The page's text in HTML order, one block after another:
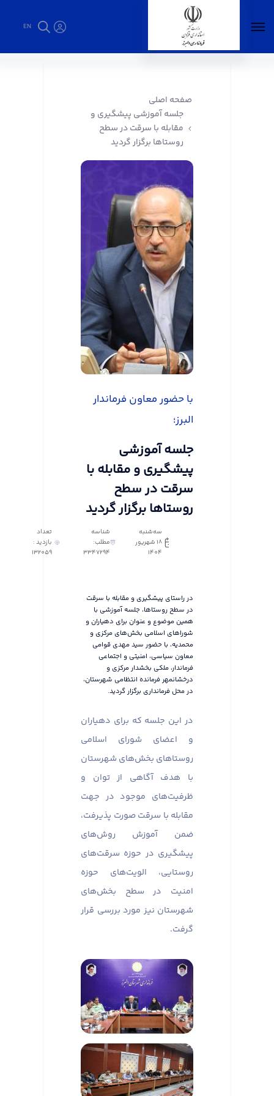
EN
صفحه اصلی
جلسه آموزشی پیشگیری و
مقابله با سرقت در سطح
روستاها برگزار گردید
با حضور معاون فرماندار
البرز؛
جلسه آموزشی
پیشگیری و مقابله با
سرقت در سطح
روستاها برگزار گردید
سه‌شنبه
18 شهریور
1404
شناسه
مطلب:
3347294
تعداد
بازدید :
132059
در راستای پیشگیری و مقابله با سرقت
در سطح روستاها، جلسه آموزشی با
همین موضوع و عنوان برای دهیاران و
شوراهای اسلامی بخش‌های مرکزی و
محمدیه، با حضور سید مهدی قوامی
معاون سیاسی، امنیتی و اجتماعی
فرماندار، ملکی بخشدار مرکزی و
درخشانمهر فرمانده انتظامی شهرستان،
در محل فرمانداری برگزار گردید.
در این جلسه که برای دهیاران
و اعضای شورای اسلامی
روستاهای بخش‌های شهرستان
با هدف آگاهی از توان و
ظرفیت‌های موجود در جهت
مقابله با سرقت صورت پذیرفت،
ضمن آموزش روش‌های
پیشگیری در حوزه سرقت‌های
روستایی، الویت‌های حوزه
امنیت در سطح بخش‌های
شهرستان نیز مورد بررسی قرار
گرفت.